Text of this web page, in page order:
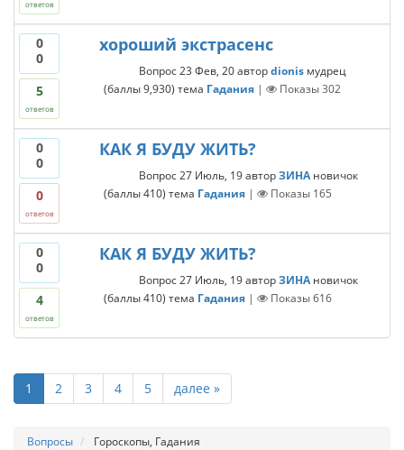
ответов
0
0
5
ответов
хороший экстрасенс
Вопрос 23 Фев, 20 авторdionis мудрец
(баллы9,930) тема Гадания | Показы302
0
0
0
ответов
КАК Я БУДУ ЖИТЬ?
Вопрос 27 Июль, 19 авторЗИНА новичок
(баллы410) тема Гадания | Показы 165
0
0
4
ответов
КАК Я БУДУ ЖИТЬ?
Вопрос 27 Июль, 19 авторЗИНА новичок
(баллы410) тема Гадания | Показы616
1 2 3 4 5 далее »
Вопросы Гороскопы, Гадания